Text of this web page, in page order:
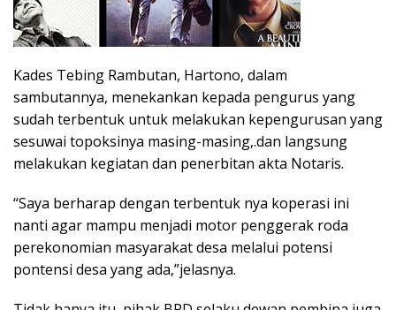
Kades Tebing Rambutan, Hartono, dalam
sambutannya, menekankan kepada pengurus yang
sudah terbentuk untuk melakukan kepengurusan yang
sesuwai topoksinya masing-masing,.dan langsung
melakukan kegiatan dan penerbitan akta Notaris.
“Saya berharap dengan terbentuk nya koperasi ini
nanti agar mampu menjadi motor penggerak roda
perekonomian masyarakat desa melalui potensi
pontensi desa yang ada,”jelasnya.